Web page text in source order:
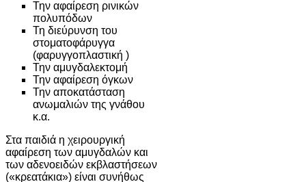
Την αφαίρεση ρινικών
πολυπόδων
Τη διεύρυνση του
στοματοφάρυγγα
(φαρυγγοπλαστική )
Την αμυγδαλεκτομή
Την αφαίρεση όγκων
Την αποκατάσταση
ανωμαλιών της γνάθου
κ.α.
Στα παιδιά η χειρουργική
αφαίρεση των αμυγδαλών και
των αδενοειδών εκβλαστήσεων
(«κρεατάκια») είναι συνήθως